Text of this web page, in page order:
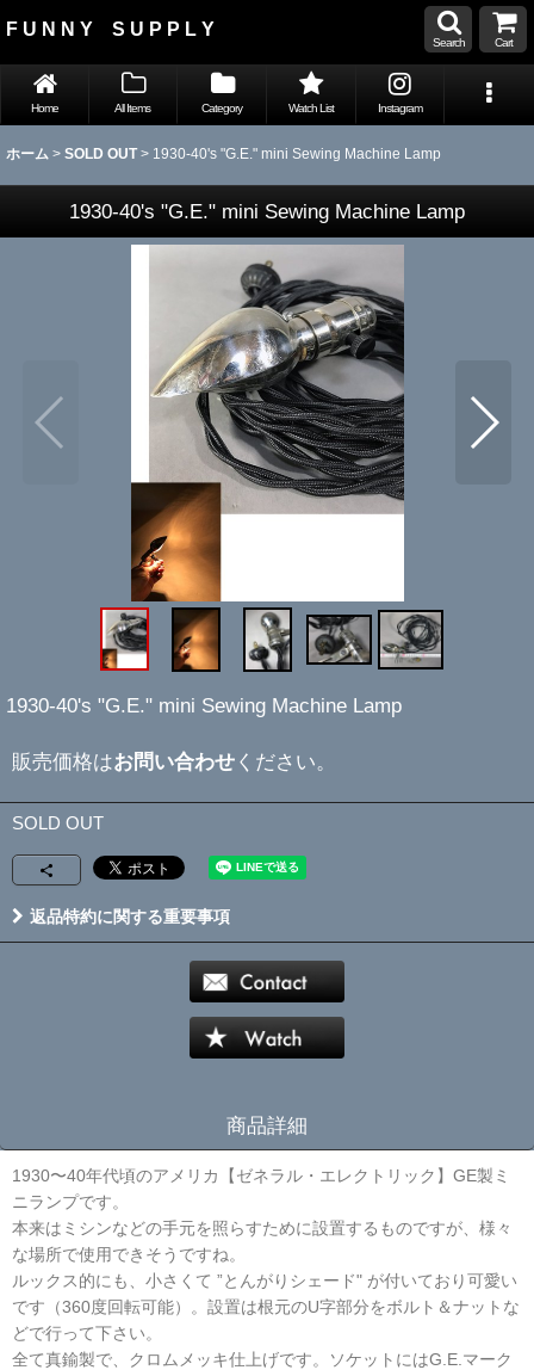
F U N N Y S U P P L Y
Search Cart
Home All Items Category Watch List Instagram
ホーム > SOLD OUT > 1930-40's "G.E." mini Sewing Machine Lamp
1930-40's "G.E." mini Sewing Machine Lamp
1930-40's "G.E." mini Sewing Machine Lamp
販売価格はお問い合わせ ください。
SOLD OUT
返品特約に関する重要事項
商品詳細
1930〜40年代頃のアメリカ【ゼネラル・エレクトリック】GE製ミ
ニランプです。
本来はミシンなどの手元を照らすために設置するものですが、様々
な場所で使用できそうですね。
ルックス的にも、小さくて ”とんがりシェード" が付いており可愛い
です（360度回転可能）。設置は根元のU字部分をボルト＆ナットな
どで行って下さい。
全て真鍮製で、クロムメッキ仕上げです。ソケットにはG.E.マーク